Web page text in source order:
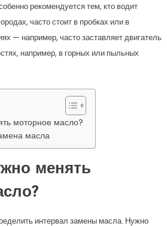
рекомендуется тем, кто водит
часто стоит в пробках или в
— например, часто заставляет двигатель
например, в горных или пыльных
моторное масло?
масла
менять
интервал замены масла. Нужно